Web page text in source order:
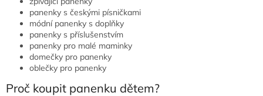
panenky s českými písničkami
módní panenky s doplňky
panenky s příslušenstvím
panenky pro malé maminky
domečky pro panenky
oblečky pro panenky
Proč koupit panenku dětem?